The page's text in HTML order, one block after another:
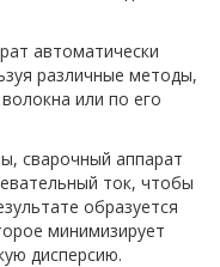
автоматически
различные методы,
или по его
сварочный аппарат
ток, чтобы
образуется
минимизирует
дисперсию.